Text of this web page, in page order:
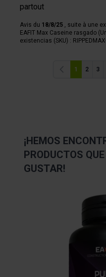
partout
Avis du 18/8/25 , suite à une
EAFIT Max Caseine rasgado
existencias (SKU) :
Anterior
1 2 3
¡HEMOS
PRODUCTOS
GUSTAR!
Navigating through
Press to go to carousel